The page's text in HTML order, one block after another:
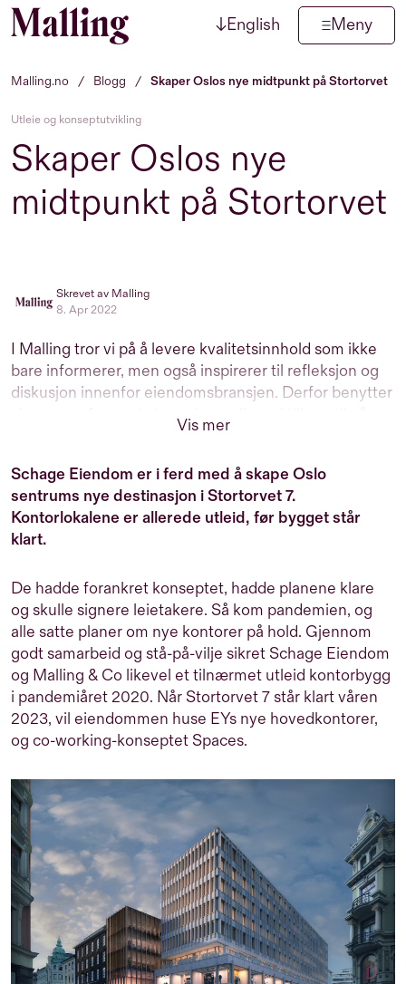
Hopp til innhold ↓English Meny
Malling.no / Blogg / Skaper Oslos nye midtpunkt på Stortorvet
Utleie og konseptutvikling
Skaper Oslos nye
midtpunkt på Stortorvet
Skrevet av Malling
8. Apr 2022
I Malling tror vi på å levere kvalitetsinnhold som ikke
bare informerer, men også inspirerer til refleksjon og
diskusjon innenfor eiendomsbransjen. Derfor benytter
vi oss av erfarne eksterne journalister, i tillegg til våre
interne eksperter, til å produsere informativt,
interessert i eiendom. Vårt mål er å gi deg innsikt og
perspektiver som hjelper deg i dine beslutninger.
Vis mer
Schage Eiendom er i ferd med å skape Oslo
sentrums nye destinasjon i Stortorvet 7.
Kontorlokalene er allerede utleid, før bygget står
klart.
De hadde forankret konseptet, hadde planene klare
og skulle signere leietakere. Så kom pandemien, og
alle satte planer om nye kontorer på hold. Gjennom
godt samarbeid og stå-på-vilje sikret Schage Eiendom
og Malling & Co likevel et tilnærmet utleid kontorbygg
i pandemiåret 2020. Når Stortorvet 7 står klart våren
2023, vil eiendommen huse EYs nye hovedkontorer,
og co-working-konseptet Spaces.